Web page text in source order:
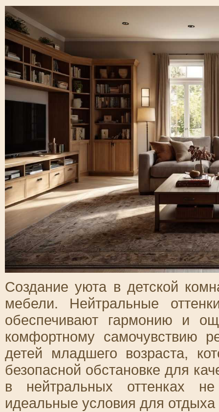
Создание уюта в детской
мебели. Нейтральные
обеспечивают гармонию и
комфортному самочувствию
детей младшего возраста,
безопасной обстановке для
в нейтральных оттенках
идеальные условия для отдыха